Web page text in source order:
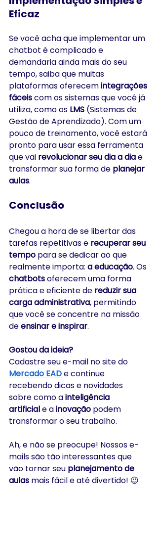
Eficaz
Se você acha que implementar um
chatbot é complicado e
demandaria ainda mais do seu
tempo, saiba que muitas
plataformas oferecem integrações
fáceis com os sistemas que você já
utiliza, como os LMS (Sistemas de
Gestão de Aprendizado). Com um
pouco de treinamento, você estará
pronto para usar essa ferramenta
que vai revolucionar seu dia a dia e
transformar sua forma de planejar
aulas.
Conclusão
Chegou a hora de se libertar das
tarefas repetitivas e recuperar seu
tempo para se dedicar ao que
realmente importa: a educação. Os
chatbots oferecem uma forma
prática e eficiente de reduzir sua
carga administrativa, permitindo
que você se concentre na missão
de ensinar e inspirar.
Gostou da ideia?
Cadastre seu e-mail no site do
Mercado EAD e continue
recebendo dicas e novidades
sobre como a inteligência
artificial e a inovação podem
transformar o seu trabalho.
Ah, e não se preocupe! Nossos e-
mails são tão interessantes que
vão tornar seu planejamento de
aulas mais fácil e até divertido! 😉